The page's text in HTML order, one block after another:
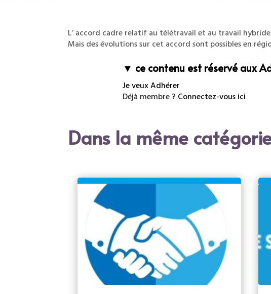
L’ accord cadre relatif au télétravail et au travail
Mais des évolutions sur cet accord sont possibles en
▼ ce contenu est réservé aux
Je veux Adhérer
Déjà membre ? Connectez-vous ici
Dans la même